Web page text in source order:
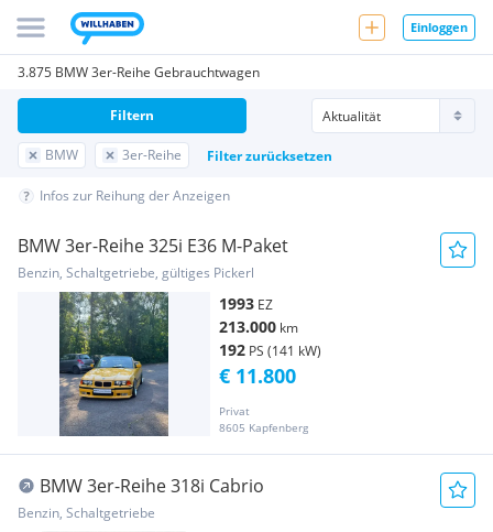
Einloggen
3.875 BMW 3er-Reihe Gebrauchtwagen
BMW 3er-Reihe Filter zurücksetzen
Filtern
Infos zur Reihung der Anzeigen
BMW 3er-Reihe 325i E36 M-Paket
Benzin, Schaltgetriebe, gültiges Pickerl
1993 EZ
213.000 km
192 PS (141 kW)
Privat
8605 Kapfenberg
€ 11.800
BMW 3er-Reihe 318i Cabrio
Benzin, Schaltgetriebe